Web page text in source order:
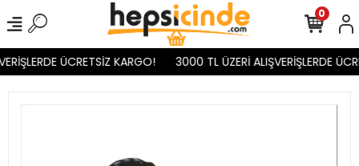
ÜCRETSİZ KARGO! 3000 TL ÜZERİ ALIŞVERİŞLERDE
0